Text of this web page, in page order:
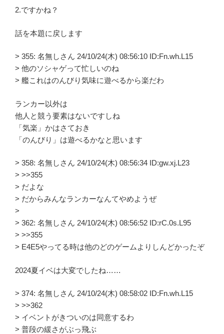
2.ですかね？
話を本題に戻します
> 355: 名無しさん 24/10/24(木) 08:56:10 ID:Fn.wh.L15
> 他のソシャゲって忙しいのね
> 艦これはのんびり気味に遊べるから楽だわ
ランカー以外は
他人と競う要素はないですしね
「気楽」かはさておき
「のんびり」は遊べるかなと思います
> 358: 名無しさん 24/10/24(木) 08:56:34 ID:gw.xj.L23
> >>355
> だよな
> だからみんなランカーなんてやめようぜ
>
> 362: 名無しさん 24/10/24(木) 08:56:52 ID:rC.0s.L95
> >>355
> E4E5やってる時は他のどのゲームよりしんどかったぞ
2024夏イベは大変でしたね……
> 374: 名無しさん 24/10/24(木) 08:58:02 ID:Fn.wh.L15
> >>362
> イベントがきついのは同意するわ
> 普段の緩さがぶっ飛ぶ